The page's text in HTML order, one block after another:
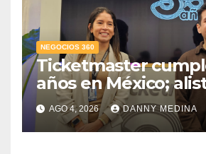
NEGOCIOS 360
Ticketmaster
años en México;
apuesta por IA tras
millones de boletos
AGO 4, 2026 DANNY MEDINA